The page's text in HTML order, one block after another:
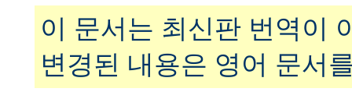
이 문서는 최신판 번역이
변경된 내용은 영어 문서